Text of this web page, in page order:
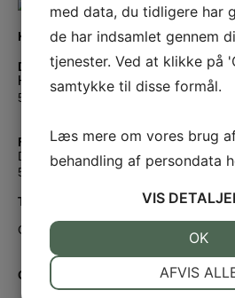
Kontakt
Dyrskuepladsen
Hedebæksgyden 33
5250 Odense
Fynsk Landbrugs Event Forening
Damsbovej 11
5492 Vissenbjerg
Tlf:
CVR: 53922910
Om dyrskuet
med data, du tidligere har
de har indsamlet gennem
tjenester. Ved at klikke på
samtykke til disse formål.
Læs mere om vores brug
behandling af persondata
VIS
AFVIS
OK